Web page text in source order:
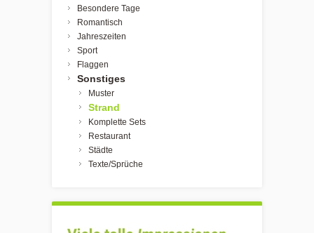
Besondere Tage
Romantisch
Jahreszeiten
Sport
Flaggen
Sonstiges
Muster
Strand
Komplette Sets
Restaurant
Städte
Texte/Sprüche